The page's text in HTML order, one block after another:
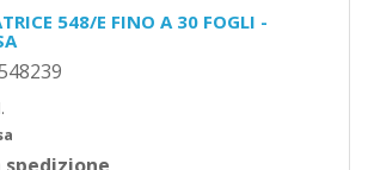
548/E FINO A 30 FOGLI -